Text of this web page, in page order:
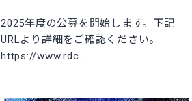
2025年度の公募を開始します。下記
URLより詳細をご確認ください。
https://www.rdc.…